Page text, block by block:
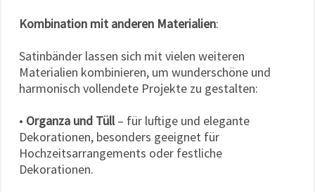
Kombination mit anderen Materialien:
Satinbänder lassen sich mit vielen weiteren
Materialien kombinieren, um wunderschöne und
harmonisch vollendete Projekte zu gestalten:
• Organza und Tüll – für luftige und elegante
Dekorationen, besonders geeignet für
Hochzeitsarrangements oder festliche
Dekorationen.